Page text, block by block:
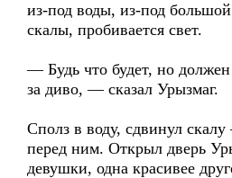
из-под воды, из-под
скалы, пробивается свет.
— Будь что будет, но должен
за диво, — сказал Урызмаг.
Сполз в воду, сдвинул
перед ним. Открыл дверь
девушки, одна красивее